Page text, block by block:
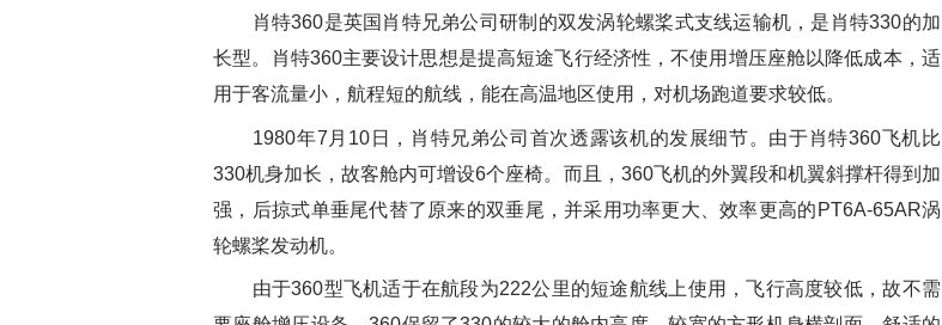
肖特360是英国肖特兄弟公司研制的双发涡轮螺桨式支线运输机，是肖特330的加
长型。肖特360主要设计思想是提高短途飞行经济性，不使用增压座舱以降低成本，适
用于客流量小，航程短的航线，能在高温地区使用，对机场跑道要求较低。
1980年7月10日，肖特兄弟公司首次透露该机的发展细节。由于肖特360飞机比
330机身加长，故客舱内可增设6个座椅。而且，360飞机的外翼段和机翼斜撑杆得到加
强，后掠式单垂尾代替了原来的双垂尾，并采用功率更大、效率更高的PT6A-65AR涡
轮螺桨发动机。
由于360型飞机适于在航段为222公里的短途航线上使用，飞行高度较低，故不需